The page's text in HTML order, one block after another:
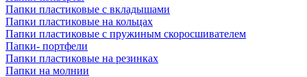
Папки пластиковые с вкладышами
Папки пластиковые на кольцах
Папки пластиковые с пружиным скоросшивателем
Папки- портфели
Папки пластиковые на резинках
Папки на молнии